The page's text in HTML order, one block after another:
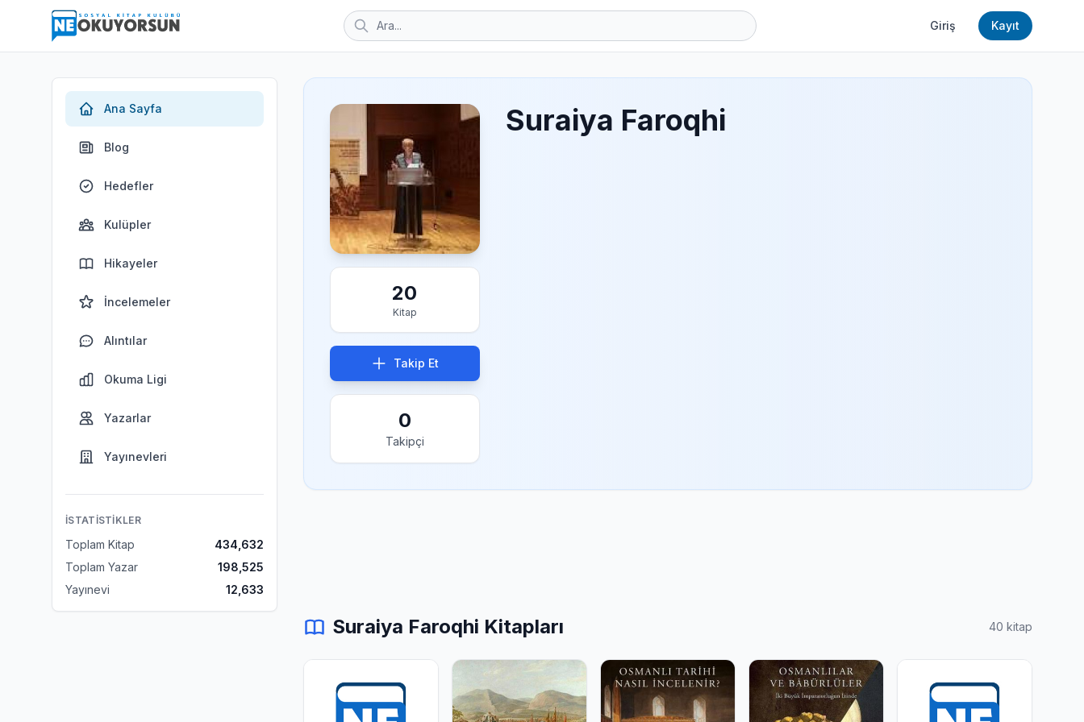
Giriş Kayıt
Ana Sayfa
Blog
Hedefler
Kulüpler
Hikayeler
İncelemeler
Alıntılar
Okuma Ligi
Yazarlar
Yayınevleri
İSTATISTIKLER
Toplam Kitap
434,632
Toplam Yazar
198,525
Yayınevi
12,633
20
Kitap
Takip Et
0
Takipçi
Suraiya Faroqhi
Suraiya Faroqhi Kitapları 40 kitap